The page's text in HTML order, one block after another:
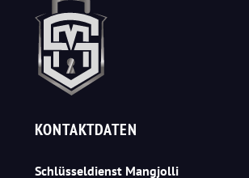
KONTAKTDATEN
Schlüsseldienst Mangjolli